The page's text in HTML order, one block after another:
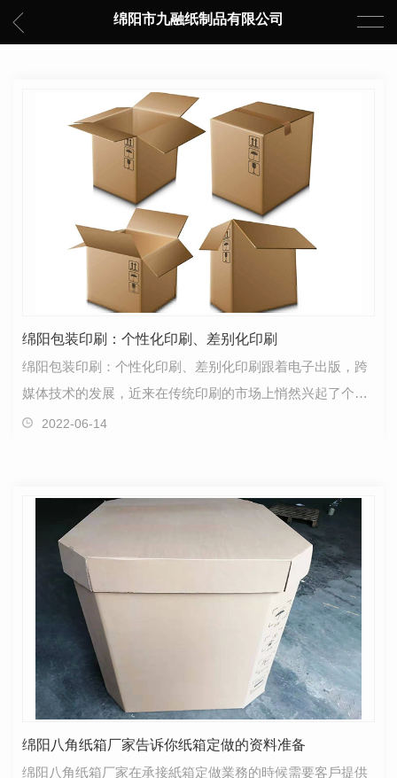
绵阳市九融纸制品有限公司
绵阳包装印刷：个性化印刷、差别化印刷
绵阳包装印刷：个性化印刷、差别化印刷跟着电子出版，跨
媒体技术的发展，近来在传统印刷的市场上悄然兴起了个性
化印刷。实在是在印刷过程中，所印刷的图像或文字可…
2022-06-14
绵阳八角纸箱厂家告诉你纸箱定做的资料准备
绵阳八角纸箱厂家在承接紙箱定做業務的時候需要客戶提供